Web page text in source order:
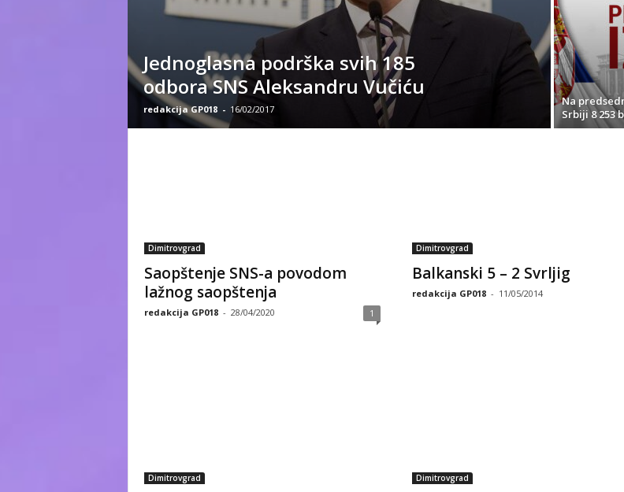
Jednoglasna podrška svih 185
odbora SNS Aleksandru Vučiću
redakcija GP018 - 16/02/2017
Na
Srbiji 8 253
Dimitrovgrad
Saopštenje SNS-a povodom
lažnog saopštenja
redakcija GP018 - 28/04/2020 1
Dimitrovgrad
Balkanski 5 – 2 Svrljig
redakcija GP018 - 11/05/2014
Dimitrovgrad Dimitrovgrad